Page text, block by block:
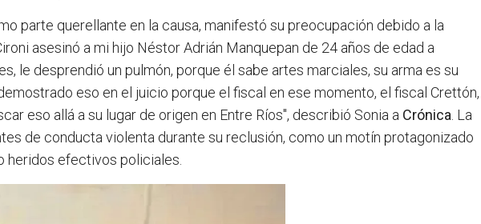
parte querellante en la causa, manifestó su preocupación debido a la
asesinó a mi hijo Néstor Adrián Manquepan de 24 años de edad a
le desprendió un pulmón, porque él sabe artes marciales, su arma es su
eso en el juicio porque el fiscal en ese momento, el fiscal Crettón,
eso allá a su lugar de origen en Entre Ríos", describió Sonia a Crónica. La
de conducta violenta durante su reclusión, como un motín protagonizado
heridos efectivos policiales.